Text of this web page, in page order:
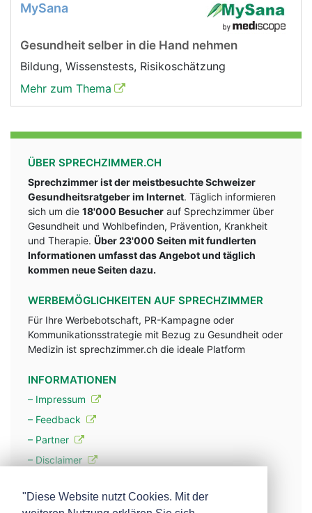
MySana
Gesundheit selber in die Hand nehmen
Bildung, Wissenstests, Risikoschätzung
Mehr zum Thema
ÜBER SPRECHZIMMER.CH
Sprechzimmer ist der meistbesuchte Schweizer
Gesundheitsratgeber im Internet. Täglich informieren
sich um die 18'000 Besucher auf Sprechzimmer über
Gesundheit und Wohlbefinden, Prävention, Krankheit
und Therapie. Über 23'000 Seiten mit fundlerten
Informationen umfasst das Angebot und täglich
kommen neue Seiten dazu.
WERBEMÖGLICHKEITEN AUF SPRECHZIMMER
Für Ihre Werbebotschaft, PR-Kampagne oder
Kommunikationsstrategie mit Bezug zu Gesundheit oder
Medizin ist sprechzimmer.ch die ideale Platform
INFORMATIONEN
– Impressum
– Feedback
– Partner
– Disclaimer
"Diese Website nutzt Cookies. Mit der